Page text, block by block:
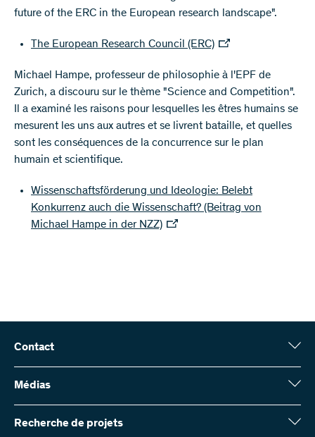
future of the ERC in the European research landscape".
The European Research Council (ERC)
Michael Hampe, professeur de philosophie à l'EPF de
Zurich, a discouru sur le thème "Science and Competition".
Il a examiné les raisons pour lesquelles les êtres humains se
mesurent les uns aux autres et se livrent bataille, et quelles
sont les conséquences de la concurrence sur le plan
humain et scientifique.
Wissenschaftsförderung und Ideologie: Belebt
Konkurrenz auch die Wissenschaft? (Beitrag von
Michael Hampe in der NZZ)
Contact
Fonds national suisse (FNS)
Wildhainweg 3
Contactez-nous
Médias
Service de presse
Rapport annuel
Recherche de projets